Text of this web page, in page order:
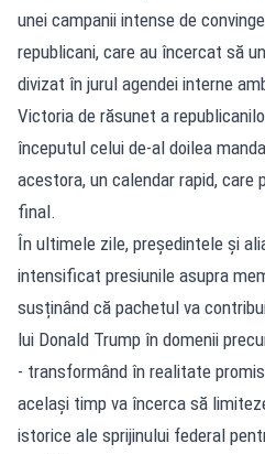
unei campanii intense de
republicani, care au încercat să
divizat în jurul agendei interne
Victoria de răsunet a
începutul celui de-al doilea
acestora, un calendar rapid, care
final.
În ultimele zile, președintele și
intensificat presiunile asupra
susținând că pachetul va
lui Donald Trump în domenii
- transformând în realitate
același timp va încerca să
istorice ale sprijinului federal